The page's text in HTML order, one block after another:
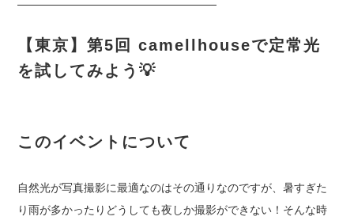
【東京】第5回 camellhouseで定常光
を試してみよう💡
このイベントについて
自然光が写真撮影に最適なのはその通りなのですが、暑すぎた
り雨が多かったりどうしても夜しか撮影ができない！そんな時